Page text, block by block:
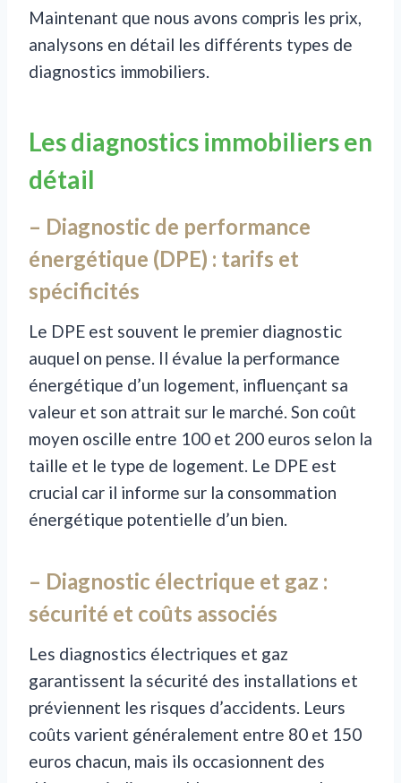
Maintenant que nous avons compris les prix,
analysons en détail les différents types de
diagnostics immobiliers.
Les diagnostics immobiliers en
détail
– Diagnostic de performance
énergétique (DPE) : tarifs et
spécificités
Le DPE est souvent le premier diagnostic
auquel on pense. Il évalue la performance
énergétique d’un logement, influençant sa
valeur et son attrait sur le marché. Son coût
moyen oscille entre 100 et 200 euros selon la
taille et le type de logement. Le DPE est
crucial car il informe sur la consommation
énergétique potentielle d’un bien.
– Diagnostic électrique et gaz :
sécurité et coûts associés
Les diagnostics électriques et gaz
garantissent la sécurité des installations et
préviennent les risques d’accidents. Leurs
coûts varient généralement entre 80 et 150
euros chacun, mais ils occasionnent des